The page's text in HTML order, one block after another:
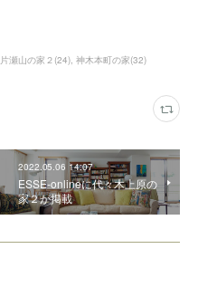
片瀬山の家２ (24) 神木本町の家(32)
2022.05.06 14:07
ESSE-onlineに代々木上原の
家２が掲載